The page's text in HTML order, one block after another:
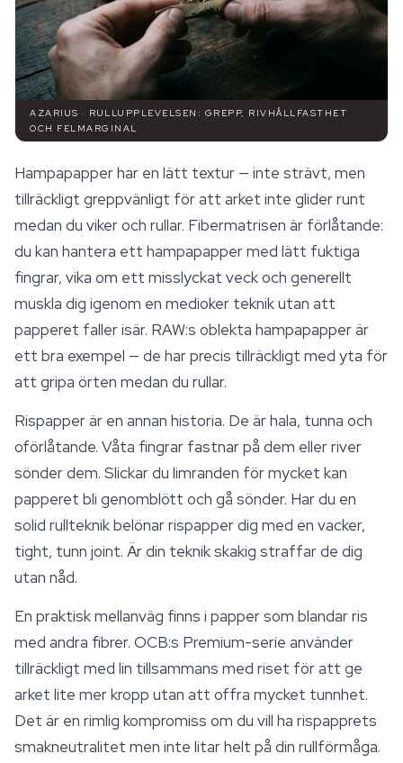
AZARIUS · RULLUPPLEVELSEN: GREPP, RIVHÅLLFASTHET
OCH FELMARGINAL
Hampapapper har en lätt textur — inte strävt, men
tillräckligt greppvänligt för att arket inte glider runt
medan du viker och rullar. Fibermatrisen är förlåtande:
du kan hantera ett hampapapper med lätt fuktiga
fingrar, vika om ett misslyckat veck och generellt
muskla dig igenom en medioker teknik utan att
papperet faller isär. RAW:s oblekta hampapapper är
ett bra exempel — de har precis tillräckligt med yta för
att gripa örten medan du rullar.
Rispapper är en annan historia. De är hala, tunna och
oförlåtande. Våta fingrar fastnar på dem eller river
sönder dem. Slickar du limranden för mycket kan
papperet bli genomblött och gå sönder. Har du en
solid rullteknik belönar rispapper dig med en vacker,
tight, tunn joint. Är din teknik skakig straffar de dig
utan nåd.
En praktisk mellanväg finns i papper som blandar ris
med andra fibrer. OCB:s Premium-serie använder
tillräckligt med lin tillsammans med riset för att ge
arket lite mer kropp utan att offra mycket tunnhet.
Det är en rimlig kompromiss om du vill ha rispapprets
smakneutralitet men inte litar helt på din rullförmåga.